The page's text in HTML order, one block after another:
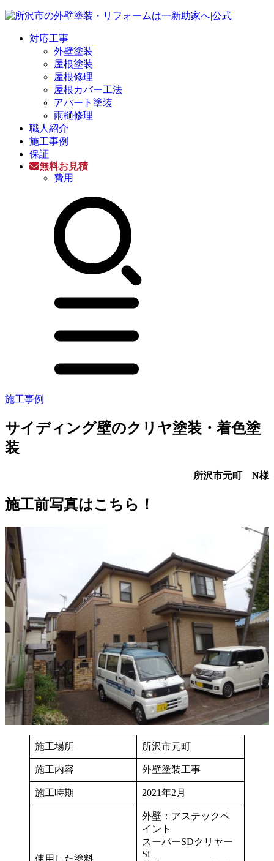
対応工事
外壁塗装
屋根塗装
屋根修理
屋根カバー工法
アパート塗装
雨樋修理
職人紹介
施工事例
保証
無料お見積
費用
施工事例
サイディング壁のクリヤ塗装・着色塗
装
所沢市元町 N様
施工前写真はこちら！
施工場所 所沢市元町
施工内容 外壁塗装工事
施工時期 2021年2月
使用した塗料
外壁：アステックペ
イント
スーパーSDクリヤー
Si